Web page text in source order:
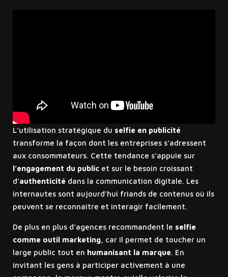
L’utilisation stratégique du selfie en publicité
transforme la façon dont les entreprises s’adressent
aux consommateurs. Cette tendance s’appuie sur
l’engagement du publicet sur le besoin croissant
d’authenticitédans la communication digitale. Les
internautes sont aujourd’hui friands de contenus où ils
peuvent se reconnaître et interagir facilement.
De plus en plus d’agences recommandent le selfie
comme outil marketing, car il permet de toucher un
large public tout en humanisant la marque. En
invitant les gens à participer activement à une